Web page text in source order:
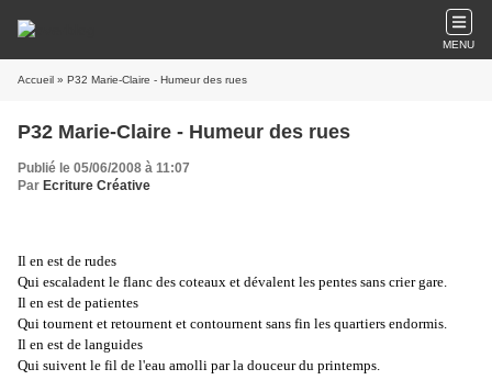
MENU
Accueil » P32 Marie-Claire - Humeur des rues
P32 Marie-Claire - Humeur des rues
Publié le 05/06/2008 à 11:07
Par Ecriture Créative
Il en est de rudes
Qui escaladent le flanc des coteaux et dévalent les pentes sans crier gare.
Il en est de patientes
Qui tournent et retournent et contournent sans fin les quartiers endormis.
Il en est de languides
Qui suivent le fil de l'eau amolli par la douceur du printemps.